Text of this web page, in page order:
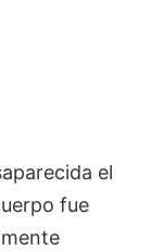
el
fue